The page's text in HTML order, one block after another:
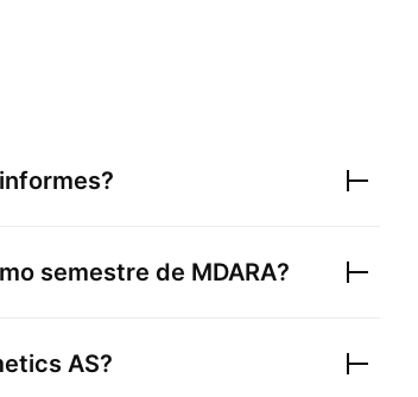
semestre de MDARA?
AS?